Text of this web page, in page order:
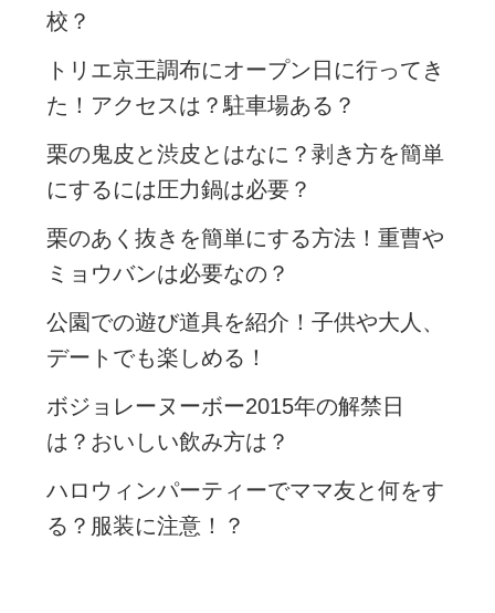
校？
トリエ京王調布にオープン日に行ってき
た！アクセスは？駐車場ある？
栗の鬼皮と渋皮とはなに？剥き方を簡単
にするには圧力鍋は必要？
栗のあく抜きを簡単にする方法！重曹や
ミョウバンは必要なの？
公園での遊び道具を紹介！子供や大人、
デートでも楽しめる！
ボジョレーヌーボー2015年の解禁日
は？おいしい飲み方は？
ハロウィンパーティーでママ友と何をす
る？服装に注意！？